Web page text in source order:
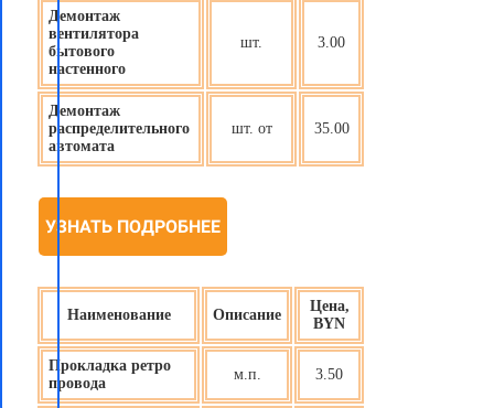
Демонтаж
вентилятора
бытового
настенного
шт. 3.00
Демонтаж
распределительного
автомата
шт. от 35.00
УЗНАТЬ ПОДРОБНЕЕ
Наименование Описание
Цена,
BYN
Прокладка ретро
провода
м.п. 3.50